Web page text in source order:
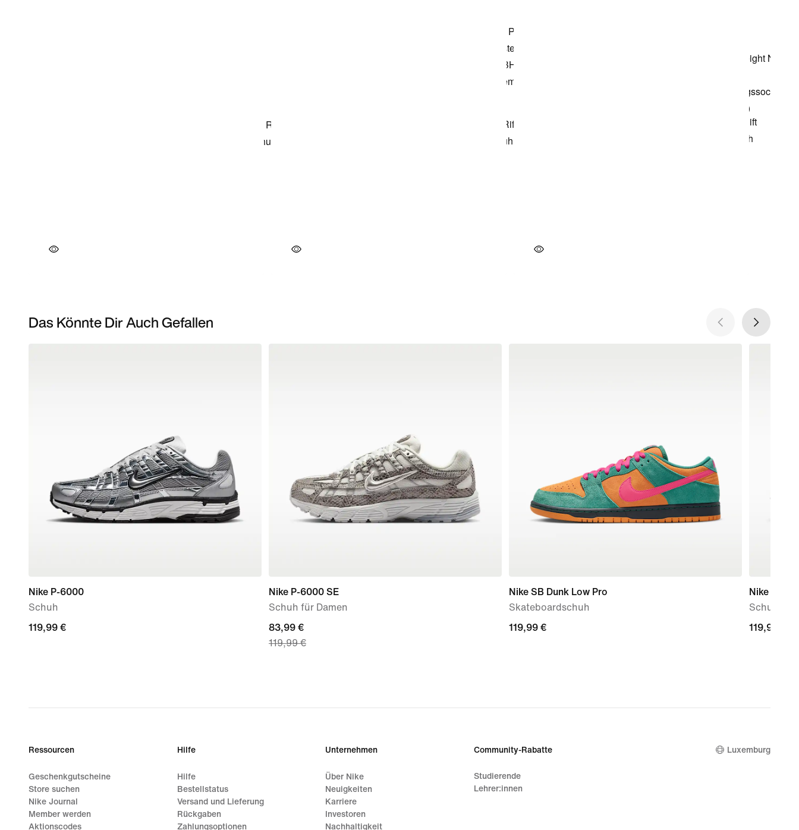
Das Könnte Dir Auch Gefallen
Nike P-6000
Schuh
119,99 €
119,99 €
Nike P-6000 SE
Schuh für Damen
current
price
119,99 €
83,99 €
119,99 €
Nike SB Dunk Low Pro
Skateboardschuh
119,99 €
119,99 €
Nike P-
Schuh
119,99 €
119,99 €
Ressourcen
Geschenkgutscheine
Store suchen
Nike Journal
Member werden
Aktionscodes
Hilfe
Hilfe
Bestellstatus
Versand und Lieferung
Rückgaben
Zahlungsoptionen
Unternehmen
Über Nike
Neuigkeiten
Karriere
Investoren
Nachhaltigkeit
Community-Rabatte
Studierende
Lehrer:innen
Luxemburg